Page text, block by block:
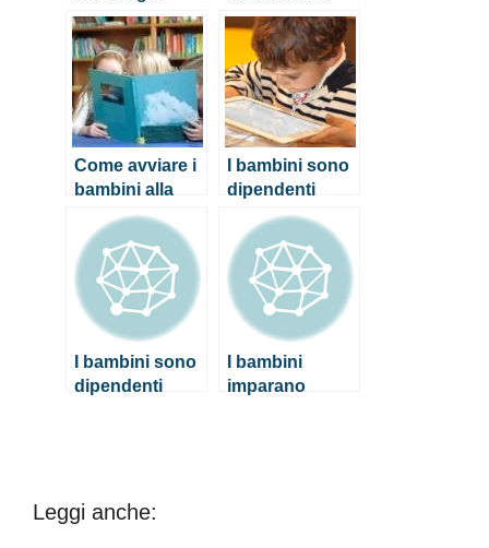
lettura
Come avviare i
bambini alla
lettura
I bambini sono
dipendenti
dall’elettronica
? Gli effetti
potrebbero
essere nocivi
I bambini sono
dipendenti
I bambini
imparano
Leggi anche: